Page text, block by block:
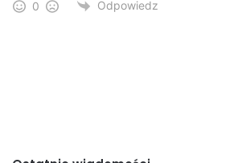
0 Odpowiedz